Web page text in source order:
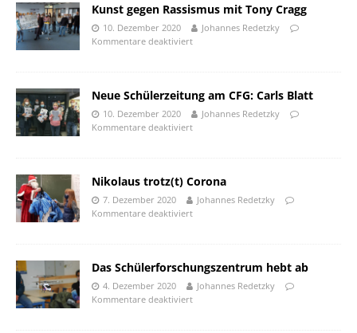
Kunst gegen Rassismus mit Tony Cragg
10. Dezember 2020
Johannes Redetzky
Kommentare deaktiviert
Neue Schülerzeitung am CFG: Carls Blatt
10. Dezember 2020
Johannes Redetzky
Kommentare deaktiviert
Nikolaus trotz(t) Corona
7. Dezember 2020
Johannes Redetzky
Kommentare deaktiviert
Das Schülerforschungszentrum hebt ab
4. Dezember 2020
Johannes Redetzky
Kommentare deaktiviert